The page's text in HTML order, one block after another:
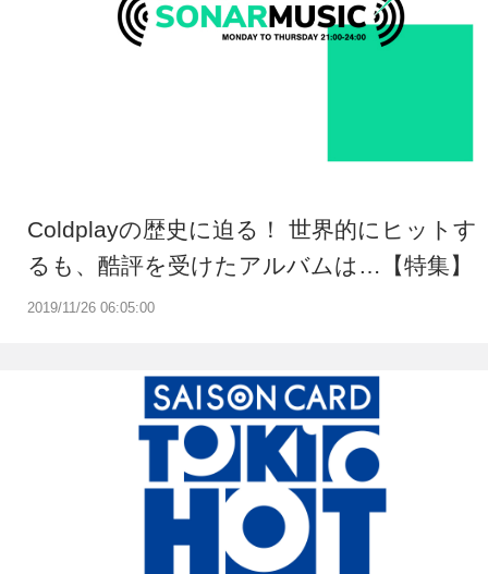
2019/11/26 06:05:00
Coldplayの歴史に迫る！ 世界的にヒットす
るも、酷評を受けたアルバムは…【特集】